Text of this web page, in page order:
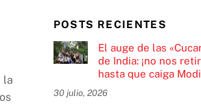
la
POSTS RECIENTES
El auge de las
de India: ¡no nos
hasta que caiga
30 julio, 2026